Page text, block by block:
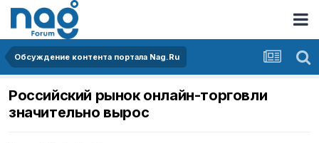
Обсуждение контента портала Nag.Ru
Российский рынок онлайн-торговли
значительно вырос